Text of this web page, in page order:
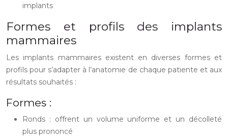
implants
Formes et profils des implants
mammaires
Les implants mammaires existent en diverses formes et
profils pour s’adapter à l’anatomie de chaque patiente et aux
résultats souhaités :
Formes :
Ronds : offrent un volume uniforme et un décolleté
plus prononcé